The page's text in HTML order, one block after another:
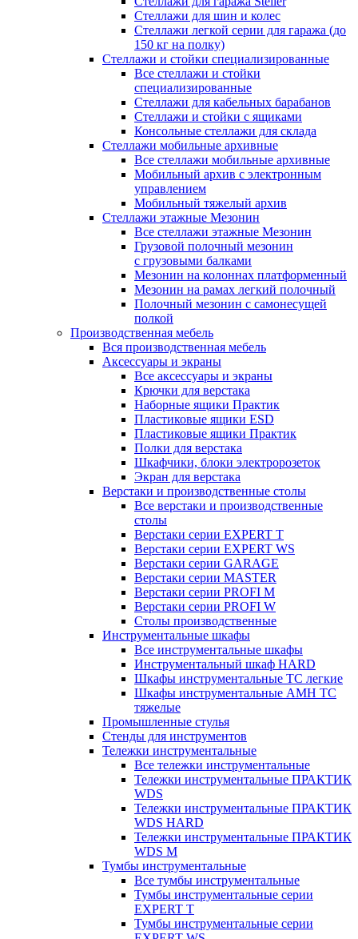
Стеллажи для шин и колес
Стеллажи легкой серии для гаража (до
150 кг на полку)
Стеллажи и стойки специализированные
Все стеллажи и стойки
специализированные
Стеллажи для кабельных барабанов
Стеллажи и стойки с ящиками
Консольные стеллажи для склада
Стеллажи мобильные архивные
Все стеллажи мобильные архивные
Мобильный архив с электронным
управлением
Мобильный тяжелый архив
Стеллажи этажные Мезонин
Все стеллажи этажные Мезонин
Грузовой полочный мезонин
с грузовыми балками
Мезонин на колоннах платформенный
Мезонин на рамах легкий полочный
Полочный мезонин с самонесущей
полкой
Производственная мебель
Вся производственная мебель
Аксессуары и экраны
Все аксессуары и экраны
Крючки для верстака
Наборные ящики Практик
Пластиковые ящики ESD
Пластиковые ящики Практик
Полки для верстака
Шкафчики, блоки электророзеток
Экран для верстака
Верстаки и производственные столы
Все верстаки и производственные
столы
Верстаки серии EXPERT T
Верстаки серии EXPERT WS
Верстаки серии GARAGE
Верстаки серии MASTER
Верстаки серии PROFI M
Верстаки серии PROFI W
Столы производственные
Инструментальные шкафы
Все инструментальные шкафы
Инструментальный шкаф HARD
Шкафы инструментальные ТС легкие
Шкафы инструментальные AMH TC
тяжелые
Промышленные стулья
Стенды для инструментов
Тележки инструментальные
Все тележки инструментальные
Тележки инструментальные ПРАКТИК
WDS
Тележки инструментальные ПРАКТИК
WDS HARD
Тележки инструментальные ПРАКТИК
WDS M
Тумбы инструментальные
Все тумбы инструментальные
Тумбы инструментальные серии
EXPERT T
Тумбы инструментальные серии